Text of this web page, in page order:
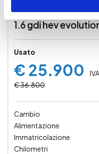
Kia Niro
1.6 gdi hev
Usato
€ 25.900
€ 36.800
Cambio
Alimentazione
Immatricolazione
Chilometri